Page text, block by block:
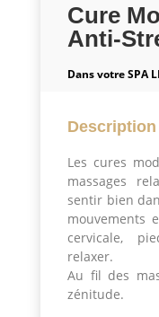
Cure
Anti-
Dans votre SPA
Description
Les cures
massages
sentir bien
mouvements
cervicale,
relaxer.
Au fil des
zénitude.